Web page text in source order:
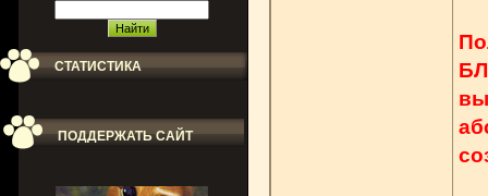
СТАТИСТИКА
ПОДДЕРЖАТЬ САЙТ